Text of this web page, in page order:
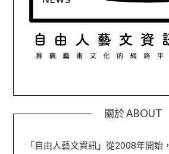
關於 ABOUT
「自由人藝文資訊」從2008年開始